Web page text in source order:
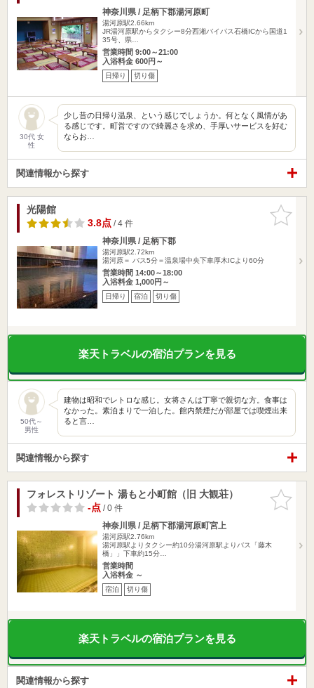
神奈川県 / 足柄下郡湯河原町
湯河原駅2.66km
JR湯河原駅からタクシー8分西湘バイパス石橋ICから国道1
35号、県…
営業時間 9:00～21:00
入浴料金 600円～
日帰り 切り傷
30代 女
性
少し昔の日帰り温泉、という感じでしょうか。何となく風情があ
る感じです。町営ですので綺麗さを求め、手厚いサービスを好む
ならお…
関連情報から探す
お気に入
りに追加
光陽館
3.8点/ 4 件
神奈川県 / 足柄下郡
湯河原駅2.72km
湯河原＝ バス5分＝温泉場中央下車厚木ICより60分
営業時間 14:00～18:00
入浴料金 1,000円～
日帰り 宿泊 切り傷
楽天トラベルの宿泊プランを見る
50代～
男性
建物は昭和でレトロな感じ。女将さんは丁寧で親切な方。食事は
なかった。素泊まりで一泊した。館内禁煙だが部屋では喫煙出来
ると言…
関連情報から探す
お気に入
りに追加
フォレストリゾート 湯もと小町館（旧 大観荘）
-点/ 0 件
神奈川県 / 足柄下郡湯河原町宮上
湯河原駅2.76km
湯河原駅よりタクシー約10分湯河原駅よりバス「藤木
橋」」下車約15分…
営業時間
入浴料金 ～
宿泊 切り傷
楽天トラベルの宿泊プランを見る
関連情報から探す